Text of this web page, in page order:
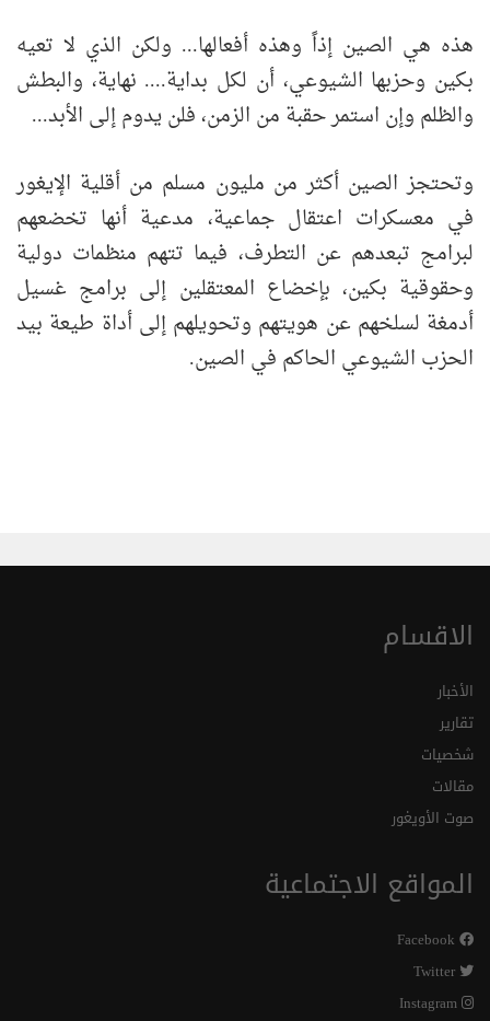
هذه هي الصين إذاً وهذه أفعالها... ولكن الذي لا تعيه
بكين وحزبها الشيوعي، أن لكل بداية.... نهاية، والبطش
والظلم وإن استمر حقبة من الزمن، فلن يدوم إلى الأبد...
وتحتجز الصين أكثر من مليون مسلم من أقلية الإيغور
في معسكرات اعتقال جماعية، مدعية أنها تخضعهم
لبرامج تبعدهم عن التطرف، فيما تتهم منظمات دولية
وحقوقية بكين، بإخضاع المعتقلين إلى برامج غسيل
أدمغة لسلخهم عن هويتهم وتحويلهم إلى أداة طيعة بيد
الحزب الشيوعي الحاكم في الصين.
الاقسام
الأخبار
تقارير
شخصيات
مقالات
صوت الأويغور
المواقع الاجتماعية